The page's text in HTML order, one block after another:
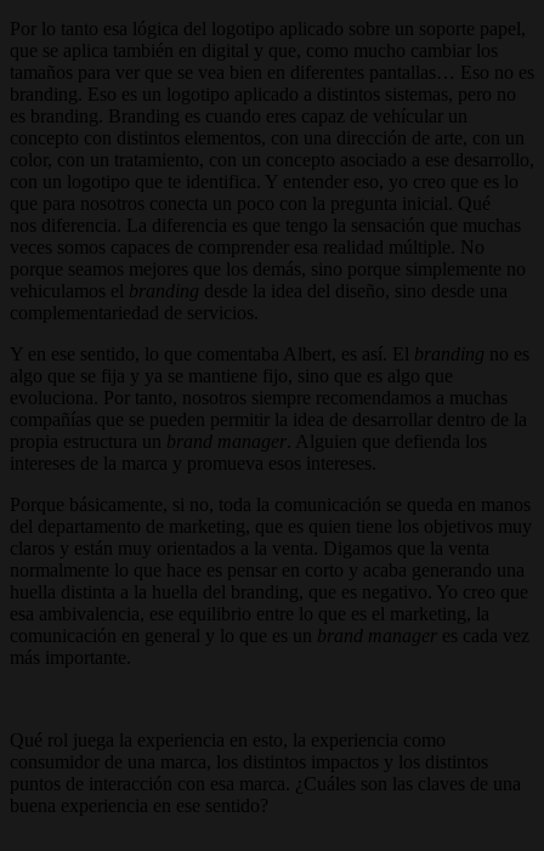
Por lo tanto esa lógica del logotipo aplicado sobre un soporte papel,
que se aplica también en digital y que, como mucho cambiar los
tamaños para ver que se vea bien en diferentes pantallas… Eso no es
branding. Eso es un logotipo aplicado a distintos sistemas, pero no
es branding. Branding es cuando eres capaz de vehícular un
concepto con distintos elementos, con una dirección de arte, con un
color, con un tratamiento, con un concepto asociado a ese desarrollo,
con un logotipo que te identifica. Y entender eso, yo creo que es lo
que para nosotros conecta un poco con la pregunta inicial. Qué
nos diferencia. La diferencia es que tengo la sensación que muchas
veces somos capaces de comprender esa realidad múltiple. No
porque seamos mejores que los demás, sino porque simplemente no
vehiculamos el branding desde la idea del diseño, sino desde una
complementariedad de servicios.
Y en ese sentido, lo que comentaba Albert, es así. El branding no es
algo que se fija y ya se mantiene fijo, sino que es algo que
evoluciona. Por tanto, nosotros siempre recomendamos a muchas
compañías que se pueden permitir la idea de desarrollar dentro de la
propia estructura un brand manager . Alguien que defienda los
intereses de la marca y promueva esos intereses.
Porque básicamente, si no, toda la comunicación se queda en manos
del departamento de marketing, que es quien tiene los objetivos muy
claros y están muy orientados a la venta. Digamos que la venta
normalmente lo que hace es pensar en corto y acaba generando una
huella distinta a la huella del branding, que es negativo. Yo creo que
esa ambivalencia, ese equilibrio entre lo que es el marketing, la
comunicación en general y lo que es un brand manager es cada vez
más importante.
Qué rol juega la experiencia en esto, la experiencia como
consumidor de una marca, los distintos impactos y los distintos
puntos de interacción con esa marca. ¿Cuáles son las claves de una
buena experiencia en ese sentido?